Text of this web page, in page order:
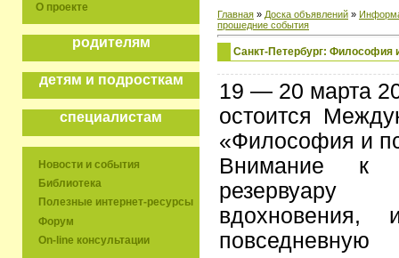
О проекте
родителям
детям и подросткам
специалистам
Новости и события
Библиотека
Полезные интернет-ресурсы
Форум
On-line консультации
Главная » Доска объявлений »
прошедние события
Санкт-Петербург: Философия
19 — 20 марта
остоится
«Философия и
Внимание к
вдохновения,